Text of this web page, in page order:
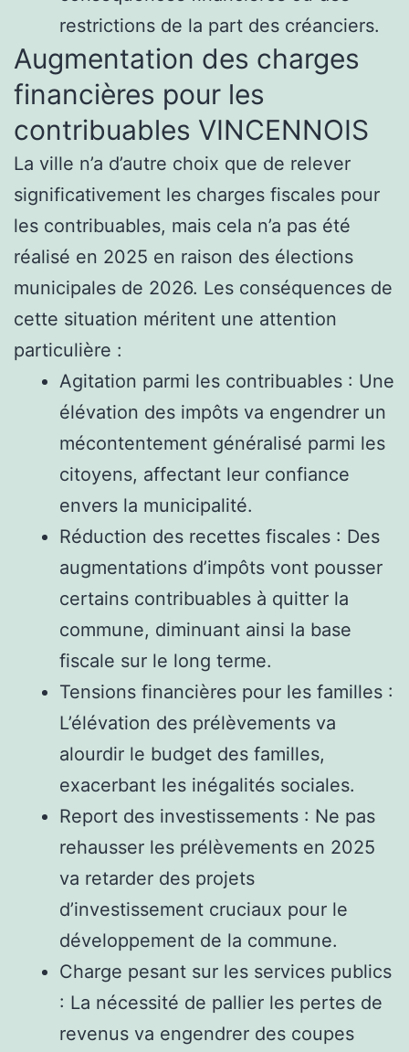
restrictions de la part des créanciers.
Augmentation des charges
financières pour les
contribuables VINCENNOIS
La ville n’a d’autre choix que de relever
significativement les charges fiscales pour
les contribuables, mais cela n’a pas été
réalisé en 2025 en raison des élections
municipales de 2026. Les conséquences de
cette situation méritent une attention
particulière :
Agitation parmi les contribuables : Une
élévation des impôts va engendrer un
mécontentement généralisé parmi les
citoyens, affectant leur confiance
envers la municipalité.
Réduction des recettes fiscales : Des
augmentations d’impôts vont pousser
certains contribuables à quitter la
commune, diminuant ainsi la base
fiscale sur le long terme.
Tensions financières pour les familles :
L’élévation des prélèvements va
alourdir le budget des familles,
exacerbant les inégalités sociales.
Report des investissements : Ne pas
rehausser les prélèvements en 2025
va retarder des projets
d’investissement cruciaux pour le
développement de la commune.
Charge pesant sur les services publics
: La nécessité de pallier les pertes de
revenus va engendrer des coupes